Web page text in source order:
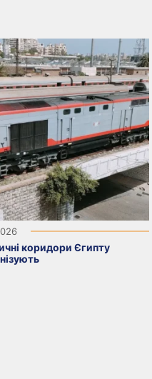
коридори Єгипту